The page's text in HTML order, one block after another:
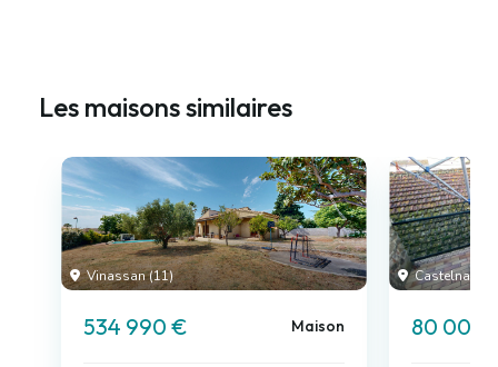
Les maisons similaires
Vinassan (11)
534 990 € Maison 80 000